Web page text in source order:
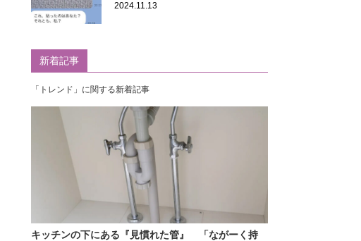
2024.11.13
新着記事
「トレンド」に関する新着記事
キッチンの下にある『見慣れた管』 「ながーく持